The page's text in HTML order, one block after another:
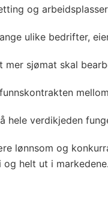
og
ulike bedrifter,
mer sjømat skal
hele verdikjeden
lønnsom og
helt ut i markedene.